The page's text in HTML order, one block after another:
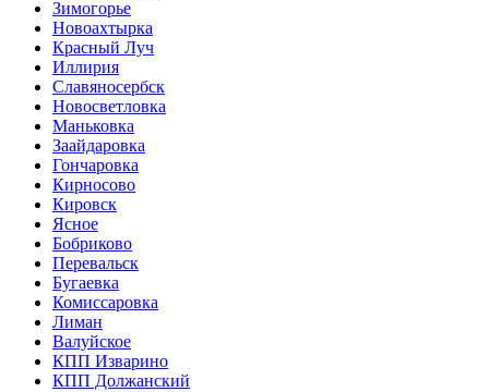
Зимогорье
Новоахтырка
Красный Луч
Иллирия
Славяносербск
Новосветловка
Маньковка
Заайдаровка
Гончаровка
Кирносово
Кировск
Ясное
Бобриково
Перевальск
Бугаевка
Комиссаровка
Лиман
Валуйское
КПП Изварино
КПП Должанский